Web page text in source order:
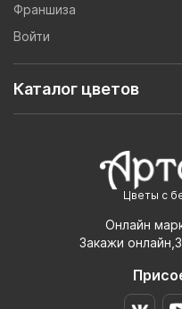
Цветы с
Онлайн
Закажи
Франшиза
Войти
Каталог цветов